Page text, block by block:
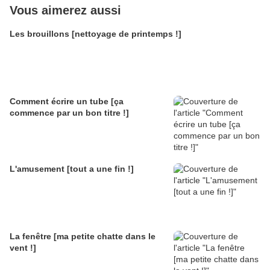
Vous aimerez aussi
Les brouillons [nettoyage de printemps !]
Comment écrire un tube [ça
commence par un bon titre !]
L'amusement [tout a une fin !]
La fenêtre [ma petite chatte dans le
vent !]